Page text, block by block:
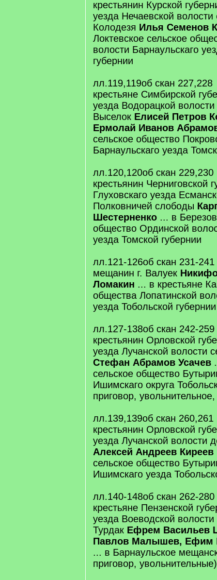
крестьянин Курской
уезда Нечаевской волости
Колодезя Илья Семенов
Локтевское сельское
волости Барнаульскаго
губернии
лл.119,119об скан 227,228
крестьяне Симбирской
уезда Водорацкой
Выселок Елисей Петров
Ермолай Иванов
сельское общество
Барнаульскаго уезда
лл.120,120об скан 229,230
крестьянин Черниговской
Глуховскаго уезда
Полковничей слободы
Шестерненко ... в
общество Ординской
уезда Томской губернии
лл.121-126об скан 231-241
мещанин г. Валуек
Ломакин ... в крестьяне
общества Лопатинской
уезда Тобольской губернии
лл.127-138об скан 242-259
крестьянин Орловской
уезда Лучанской волости
Стефан Абрамов Усачев
сельское общество
Ишимскаго округа
приговор,
лл.139,139об скан 260,261
крестьянин Орловской
уезда Лучанской волости
Алексей Андреев Киреев
сельское общество
Ишимскаго уезда
лл.140-148об скан 262-280
крестьяне Пензенской
уезда Воеводской
Турдак Ефрем Васильев
Павлов Малышев, Ефим
... в Барнаульское
приговор, увольнительные)